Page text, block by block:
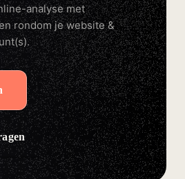
analyse met
rondom je website &